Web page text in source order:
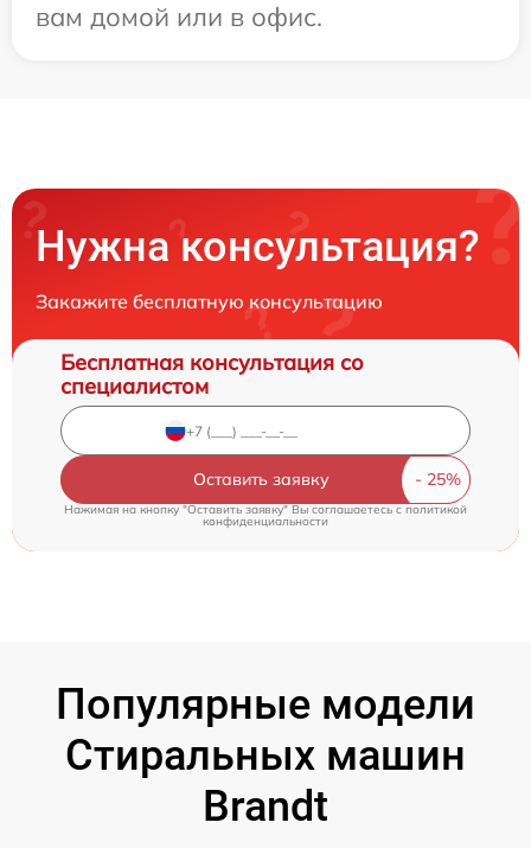
вам домой или в офис.
Нужна консультация?
Закажите бесплатную консультацию
Бесплатная консультация со
специалистом
Оставить заявку
Нажимая на кнопку "Оставить заявку" Вы соглашаетесь c политикой
конфиденциальности
Популярные модели
Стиральных машин
Brandt